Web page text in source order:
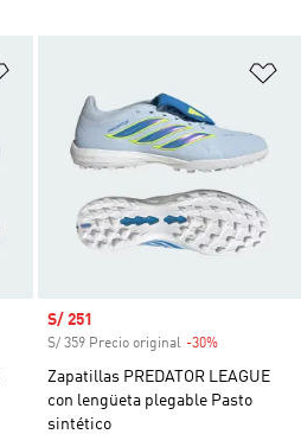
Precio de venta
S/ 251
S/ 359 Precio original -30%
Zapatillas PREDATOR LEAGUE
con lengüeta plegable Pasto
sintético